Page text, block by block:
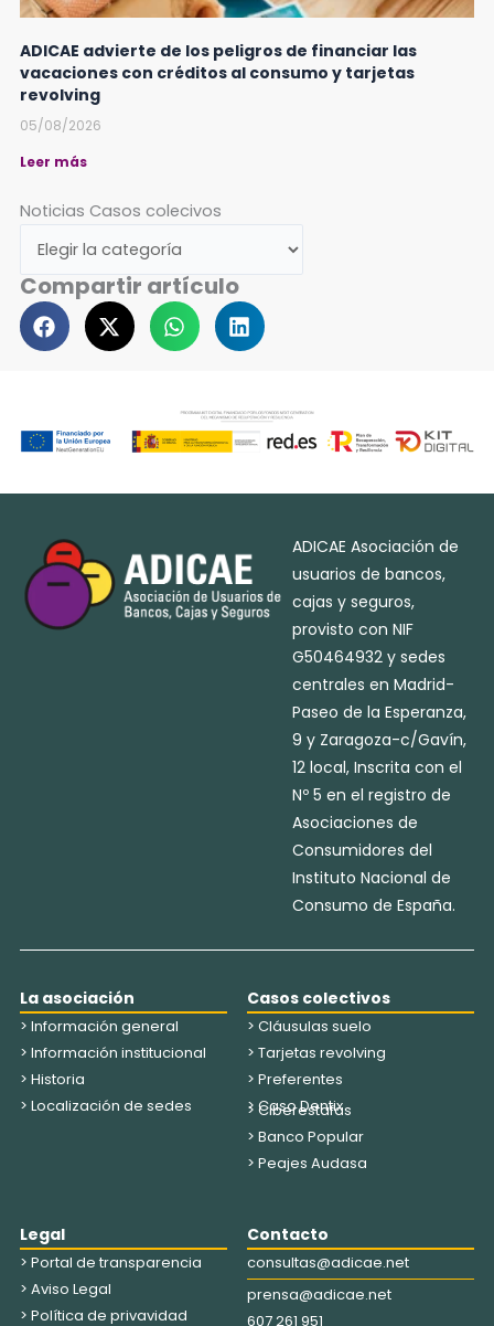
ADICAE advierte de los peligros de financiar las
vacaciones con créditos al consumo y tarjetas
revolving
05/08/2026
Leer más
Noticias Casos colecivos
Casos
colecivos
Compartir artículo
ADICAE Asociación de
usuarios de bancos,
cajas y seguros,
provisto con NIF
G50464932 y sedes
centrales en Madrid-
Paseo de la Esperanza,
9 y Zaragoza-c/Gavín,
12 local, Inscrita con el
Nº 5 en el registro de
Asociaciones de
Consumidores del
Instituto Nacional de
Consumo de España.
La asociación
> Información general
> Información institucional
> Historia
> Localización de sedes
Casos colectivos
> Cláusulas suelo
> Tarjetas revolving
> Preferentes
> Caso Dentix
> Ciberestafas
> Banco Popular
> Peajes Audasa
Legal
> Portal de transparencia
> Aviso Legal
> Política de privavidad
Contacto
consultas@adicae.net
prensa@adicae.net
607 261 951